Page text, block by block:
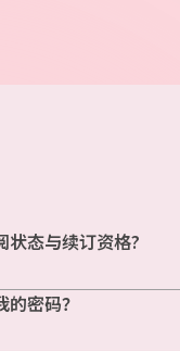
状态与续订资格?
密码？